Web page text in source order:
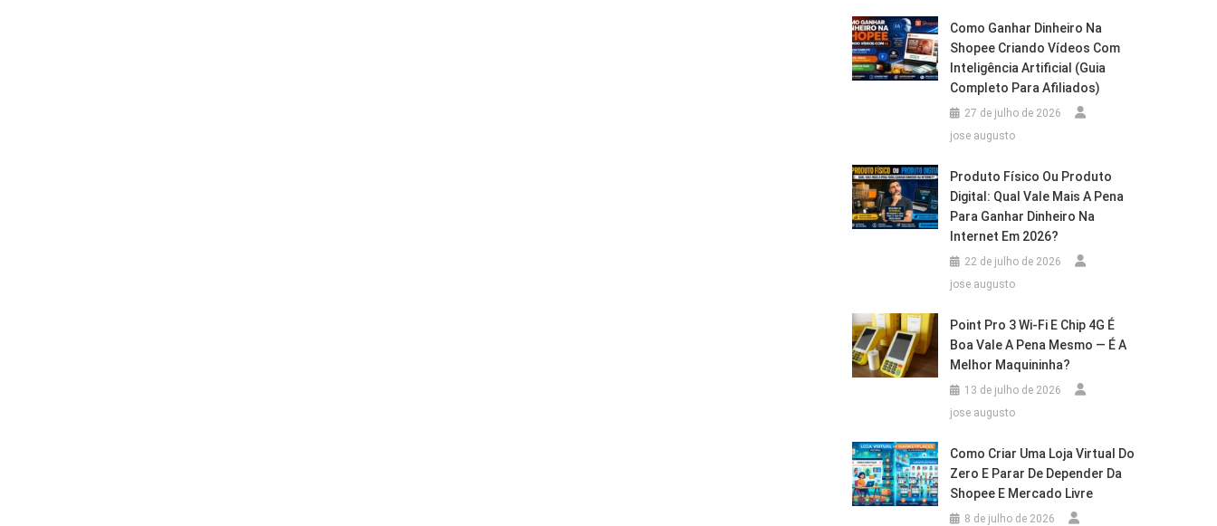
Como Ganhar Dinheiro Na
Shopee Criando Vídeos Com
Inteligência Artificial (Guia
Completo Para Afiliados)
27 de julho de 2026
jose augusto
Produto Físico Ou Produto
Digital: Qual Vale Mais A Pena
Para Ganhar Dinheiro Na
Internet Em 2026?
22 de julho de 2026
jose augusto
Point Pro 3 Wi‑Fi E Chip 4G É
Boa Vale A Pena Mesmo — É A
Melhor Maquininha?
13 de julho de 2026
jose augusto
Como Criar Uma Loja Virtual Do
Zero E Parar De Depender Da
Shopee E Mercado Livre
8 de julho de 2026